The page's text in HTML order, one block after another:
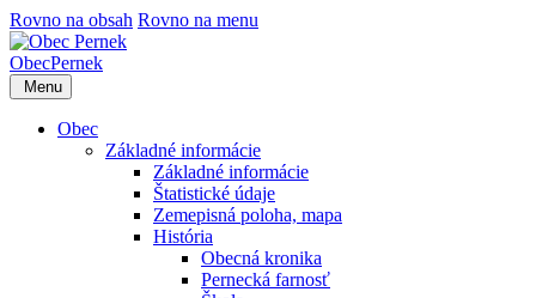
Rovno na obsah Rovno na menu
ObecPernek
Menu
Obec
Základné informácie
Základné informácie
Štatistické údaje
Zemepisná poloha, mapa
História
Obecná kronika
Pernecká farnosť